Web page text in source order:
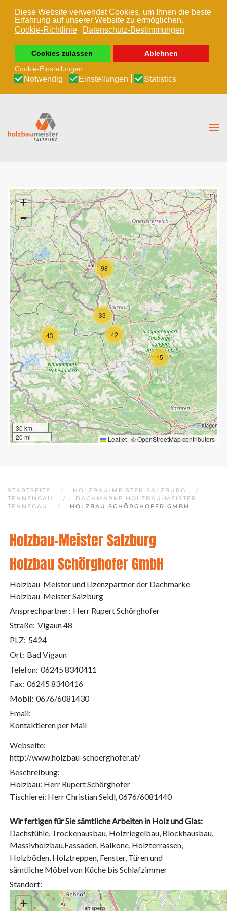
Diese Website verwendet Cookies, um Ihnen die beste
Erfahrung auf unserer Website zu ermöglichen.
Cookie-Richtlinie
Datenschutz-Bestimmungen
Cookies zulassen
Ablehnen
Cookie-Einstellungen:
Notwendig Einstellungen Statistics
Zum Hauptinhalt springen
15
33
42
43
98
+
−
30 km
20 mi
Leaflet | ©OpenStreetMapcontributors
STARTSEITE
HOLZBAU-MEISTER SALZBURG
TENNENGAU
DACHMARKE HOLZBAU-MEISTER
TENNEGAU
HOLZBAU SCHÖRGHOFER GMBH
Holzbau-Meister Salzburg
Holzbau Schörghofer GmbH
Holzbau-Meister und Lizenzpartner der Dachmarke
Holzbau-Meister Salzburg
Ansprechpartner: Herr Rupert Schörghofer
Straße: Vigaun 48
PLZ: 5424
Ort: Bad Vigaun
Telefon: 06245 8340411
Fax: 06245 8340416
Mobil: 0676/6081430
Email:
Kontaktieren per Mail
Webseite:
http://www.holzbau-schoerghofer.at/
Beschreibung:
Holzbau: Herr Rupert Schörghofer
Tischlerei: Herr Christian Seidl, 0676/6081440
Wir fertigen für Sie sämtliche Arbeiten in Holz und Glas:
Dachstühle, Trockenausbau, Holzriegelbau, Blockhausbau,
Massivholzbau,Fassaden, Balkone, Holzterrassen,
Holzböden, Holztreppen, Fenster, Türen und
sämtliche Möbel von Küche bis Schlafzimmer
Standort:
+